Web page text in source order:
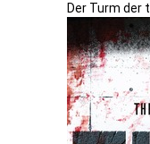
Der Turm der